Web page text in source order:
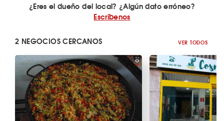
¿Eres el dueño del local? ¿Algún dato erróneo?
Escríbenos
2 NEGOCIOS CERCANOS VER TODOS